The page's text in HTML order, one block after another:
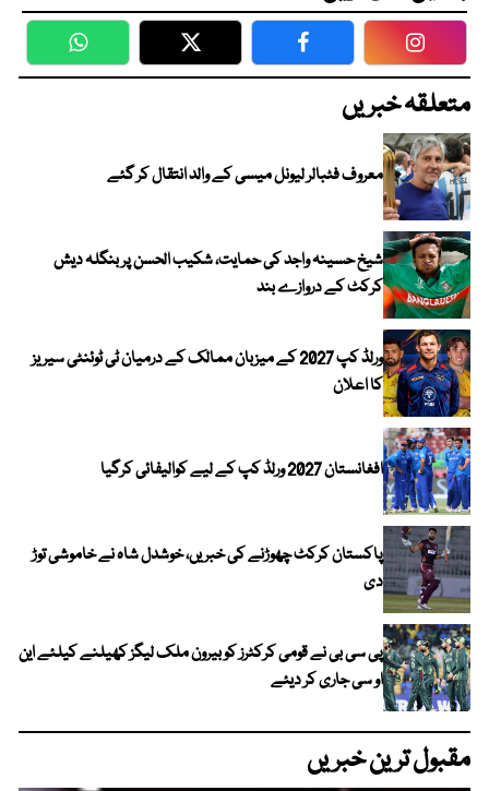
WhatsApp Twitter Facebook
متعلقہ خبریں
معروف فٹبالر لیونل میسی کے والد انتقال کر گئے
شیخ حسینہ واجد کی حمایت، شکیب الحسن پر بنگلہ دیش
کرکٹ کے دروازے بند
ورلڈ کپ 2027 کے میزبان ممالک کے درمیان ٹی ٹوئنٹی سیریز
کا اعلان
افغانستان 2027 ورلڈ کپ کے لیے کوالیفائی کرگیا
پاکستان کرکٹ چھوڑنے کی خبریں، خوشدل شاہ نے خاموشی توڑ
دی
پی سی بی نے قومی کرکٹرز کو بیرون ملک لیگز کھیلنے کیلئے این
او سی جاری کر دیئے
مقبول ترین خبریں